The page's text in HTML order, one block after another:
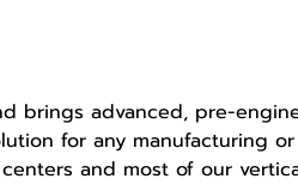
brings advanced, pre-
for any manufacturing
and most of our